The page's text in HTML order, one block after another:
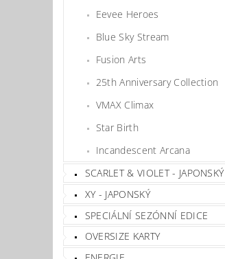
Eevee Heroes
Blue Sky Stream
Fusion Arts
25th Anniversary Collection
VMAX Climax
Star Birth
Incandescent Arcana
SCARLET & VIOLET - JAPONSKÝ
XY - JAPONSKÝ
SPECIÁLNÍ SEZÓNNÍ EDICE
OVERSIZE KARTY